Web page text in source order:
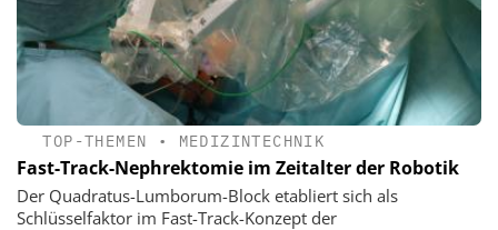
TOP-THEMEN • MEDIZINTECHNIK
Fast-Track-Nephrektomie im Zeitalter der Robotik
Der Quadratus-Lumborum-Block etabliert sich als
Schlüsselfaktor im Fast-Track-Konzept der